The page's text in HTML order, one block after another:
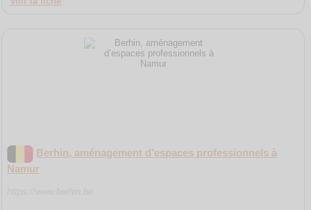
Berhin, aménagement d’espaces professionnels à
Namur